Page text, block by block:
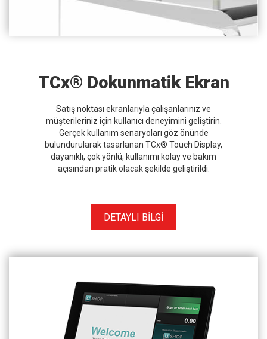
TCx® Dokunmatik Ekran
Satış noktası ekranlarıyla çalışanlarınız ve
müşterileriniz için kullanıcı deneyimini geliştirin.
Gerçek kullanım senaryoları göz önünde
bulundurularak tasarlanan TCx® Touch Display,
dayanıklı, çok yönlü, kullanımı kolay ve bakım
açısından pratik olacak şekilde geliştirildi.
DETAYLI BİLGİ